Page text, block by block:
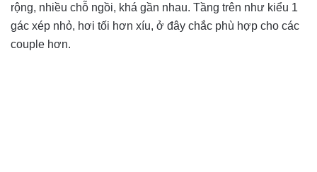
rộng, nhiều chỗ ngồi, khá gần nhau. Tầng trên như kiểu 1
gác xép nhỏ, hơi tối hơn xíu, ở đây chắc phù hợp cho các
couple hơn.